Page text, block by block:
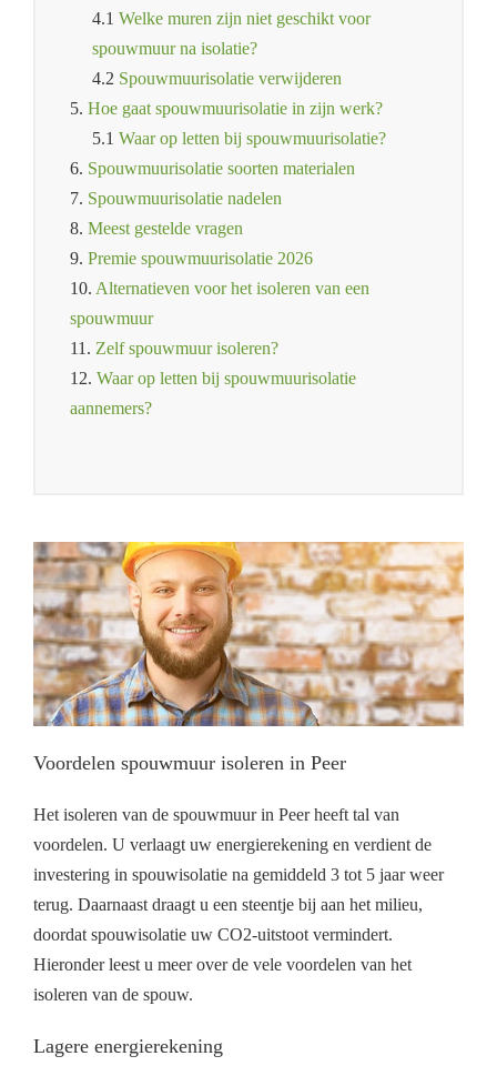
4.1 Welke muren zijn niet geschikt voor
spouwmuur na isolatie?
4.2 Spouwmuurisolatie verwijderen
5. Hoe gaat spouwmuurisolatie in zijn werk?
5.1 Waar op letten bij spouwmuurisolatie?
6. Spouwmuurisolatie soorten materialen
7. Spouwmuurisolatie nadelen
8. Meest gestelde vragen
9. Premie spouwmuurisolatie 2026
10. Alternatieven voor het isoleren van een
spouwmuur
11. Zelf spouwmuur isoleren?
12. Waar op letten bij spouwmuurisolatie
aannemers?
Voordelen spouwmuur isoleren in Peer
Het isoleren van de spouwmuur in Peer heeft tal van
voordelen. U verlaagt uw energierekening en verdient de
investering in spouwisolatie na gemiddeld 3 tot 5 jaar weer
terug. Daarnaast draagt u een steentje bij aan het milieu,
doordat spouwisolatie uw CO2-uitstoot vermindert.
Hieronder leest u meer over de vele voordelen van het
isoleren van de spouw.
Lagere energierekening